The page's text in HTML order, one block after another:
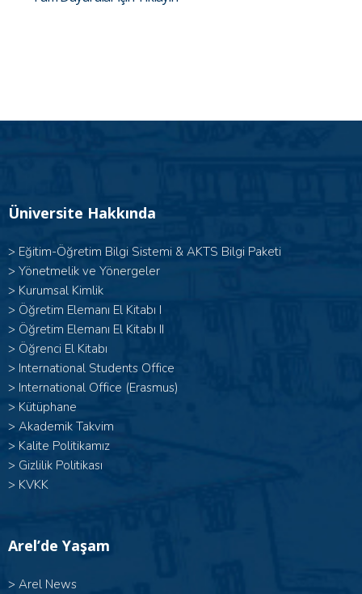
Üniversite Hakkında
> Eğitim-Öğretim Bilgi Sistemi & AKTS Bilgi Paketi
> Yönetmelik ve Yönergeler
> Kurumsal Kimlik
> Öğretim Elemanı El Kitabı I
> Öğretim Elemanı El Kitabı II
> Öğrenci El Kitabı
> International Students Office
> International Office (Erasmus)
> Kütüphane
> Akademik Takvim
> Kalite Politikamız
> Gizlilik Politikası
> KVKK
Arel’de Yaşam
> Arel News